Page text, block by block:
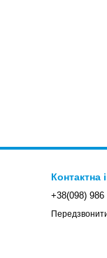
Контактна
+38(098) 986